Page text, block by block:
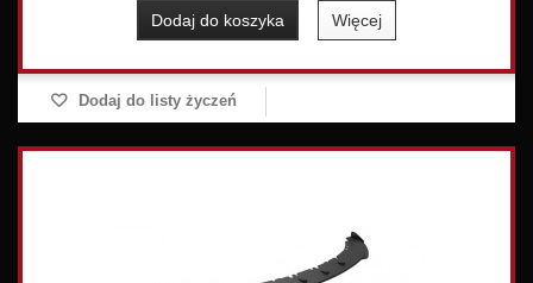
Dodaj do koszyka Więcej
Dodaj do listy życzeń